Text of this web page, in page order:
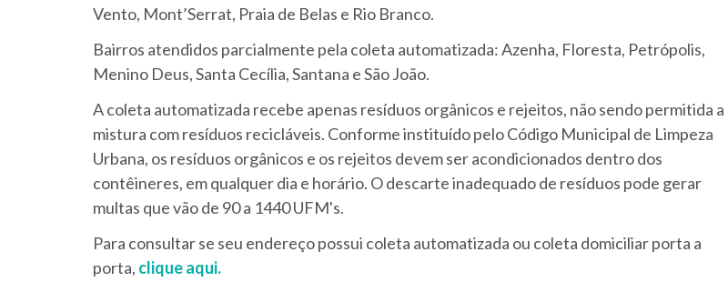
Vento, Mont’Serrat, Praia de Belas e Rio Branco.
Bairros atendidos parcialmente pela coleta automatizada: Azenha, Floresta, Petrópolis,
Menino Deus, Santa Cecília, Santana e São João.
A coleta automatizada recebe apenas resíduos orgânicos e rejeitos, não sendo permitida a
mistura com resíduos recicláveis. Conforme instituído pelo Código Municipal de Limpeza
Urbana, os resíduos orgânicos e os rejeitos devem ser acondicionados dentro dos
contêineres, em qualquer dia e horário. O descarte inadequado de resíduos pode gerar
multas que vão de 90 a 1440 UFM's.
Para consultar se seu endereço possui coleta automatizada ou coleta domiciliar porta a
porta, clique aqui.